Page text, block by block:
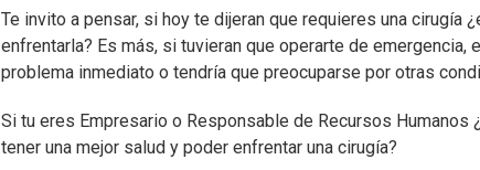
Te invito a pensar, si hoy te dijeran que requieres una cirugía
enfrentarla? Es más, si tuvieran que operarte de
problema inmediato o tendría que preocuparse por otras
Si tu eres Empresario o Responsable de Recursos
tener una mejor salud y poder enfrentar una cirugía?